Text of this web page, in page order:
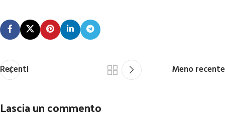
Recenti Meno recente
Lascia un commento